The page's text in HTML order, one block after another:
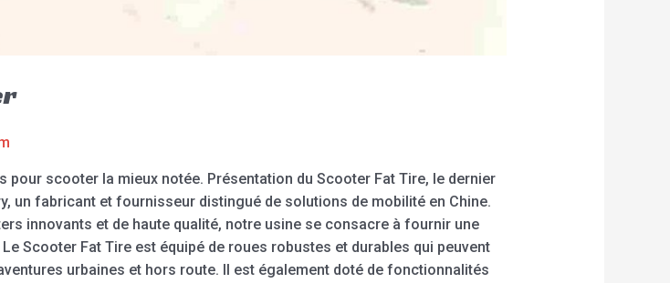
scooter la mieux notée. Présentation du Scooter Fat Tire, le dernier
un fabricant et fournisseur distingué de solutions de mobilité en Chine.
innovants et de haute qualité, notre usine se consacre à fournir une
Scooter Fat Tire est équipé de roues robustes et durables qui peuvent
urbaines et hors route. Il est également doté de fonctionnalités